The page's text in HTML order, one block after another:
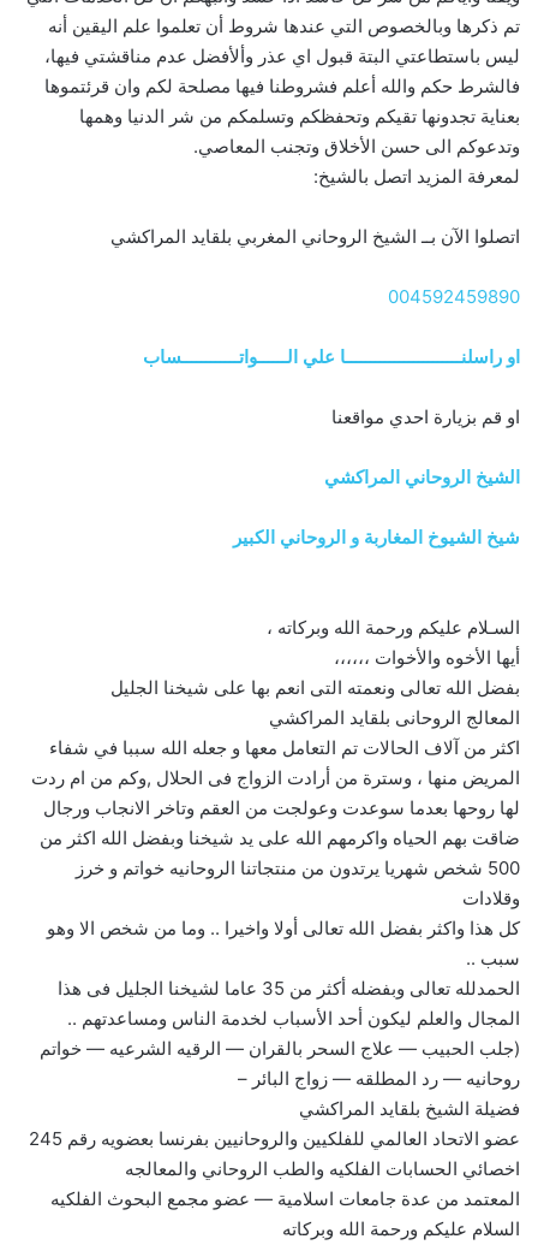
تم ذكرها وبالخصوص التي عندها شروط أن تعلموا علم اليقين أنه
ليس باستطاعتي البتة قبول اي عذر وألأفضل عدم مناقشتي فيها،
فالشرط حكم والله أعلم فشروطنا فيها مصلحة لكم وان قرئتموها
بعناية تجدونها تقيكم وتحفظكم وتسلمكم من شر الدنيا وهمها
وتدعوكم الى حسن الأخلاق وتجنب المعاصي.
لمعرفة المزيد اتصل بالشيخ:
اتصلوا الآن بــ الشيخ الروحاني المغربي بلقايد المراكشي
004592459890
او راسلنــــــــــــــــــــــــا علي الــــــواتــــــــــــساب
او قم بزيارة احدي مواقعنا
الشيخ الروحاني المراكشي
شيخ الشيوخ المغاربة و الروحاني الكبير
السـلام عليكم ورحمة الله وبركاته ،
أيها الأخوه والأخوات ،،،،،،
بفضل الله تعالى ونعمته التى انعم بها على شيخنا الجليل
المعالج الروحانى بلقايد المراكشي
اكثر من آلاف الحالات تم التعامل معها و جعله الله سببا في شفاء
المريض منها ، وسترة من أرادت الزواج فى الحلال ,وكم من ام ردت
لها روحها بعدما سوعدت وعولجت من العقم وتاخر الانجاب ورجال
ضاقت بهم الحياه واكرمهم الله على يد شيخنا وبفضل الله اكثر من
500 شخص شهريا يرتدون من منتجاتنا الروحانيه خواتم و خرز
وقلادات
كل هذا واكثر بفضل الله تعالى أولا واخيرا .. وما من شخص الا وهو
سبب ..
الحمدلله تعالى وبفضله أكثر من 35 عاما لشيخنا الجليل فى هذا
المجال والعلم ليكون أحد الأسباب لخدمة الناس ومساعدتهم ..
(جلب الحبيب — علاج السحر بالقران — الرقيه الشرعيه — خواتم
روحانيه — رد المطلقه — زواج البائر –
فضيلة الشيخ بلقايد المراكشي
عضو الاتحاد العالمي للفلكيين والروحانيين بفرنسا بعضويه رقم 245
اخصائي الحسابات الفلكيه والطب الروحاني والمعالجه
المعتمد من عدة جامعات اسلامية — عضو مجمع البحوث الفلكيه
السلام عليكم ورحمة الله وبركاته